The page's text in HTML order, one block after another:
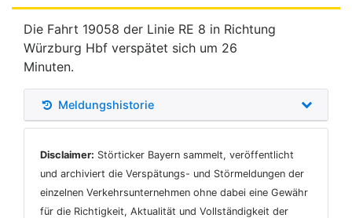
Die Fahrt 19058 der Linie RE 8 in Richtung
Würzburg Hbf verspätet sich um 26
Minuten.
Meldungshistorie
Disclaimer: Störticker Bayern sammelt, veröffentlicht
und archiviert die Verspätungs- und Störmeldungen der
einzelnen Verkehrsunternehmen ohne dabei eine Gewähr
für die Richtigkeit, Aktualität und Vollständigkeit der